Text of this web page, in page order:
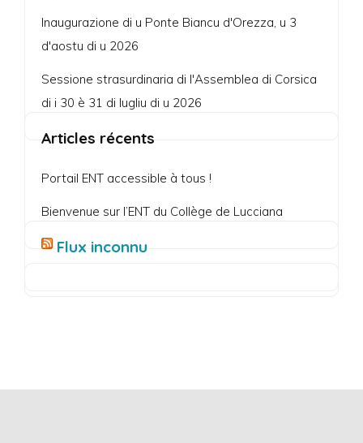
Inaugurazione di u Ponte Biancu d'Orezza, u 3
d'aostu di u 2026
Sessione strasurdinaria di l'Assemblea di Corsica
di i 30 è 31 di lugliu di u 2026
Articles récents
Portail ENT accessible à tous !
Bienvenue sur l’ENT du Collège de Lucciana
Flux inconnu